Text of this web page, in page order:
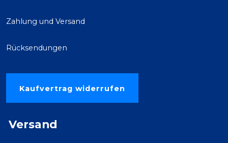
Zahlung und Versand
Rücksendungen
Kaufvertrag widerrufen
Versand